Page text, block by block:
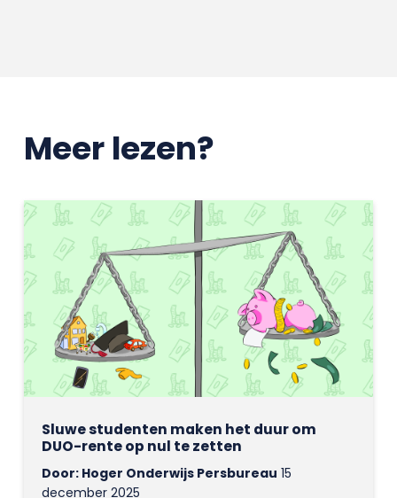
Meer lezen?
Sluwe studenten maken het duur om
DUO-rente op nul te zetten
Door: Hoger Onderwijs Persbureau 15
december 2025